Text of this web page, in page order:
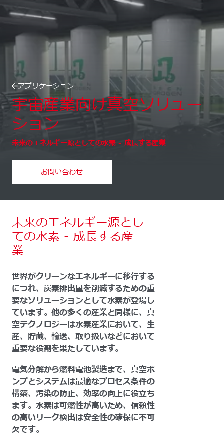
アプリケーション
宇宙産業向け真空ソリュー
ション
未来のエネルギー源としての水素 - 成長する産業
お問い合わせ
未来のエネルギー源とし
ての水素 - 成長する産
業
世界がクリーンなエネルギーに移行する
につれ、炭素排出量を削減するための重
要なソリューションとして水素が登場し
ています。他の多くの産業と同様に、真
空テクノロジーは水素産業において、生
産、貯蔵、輸送、取り扱いなどにおいて
重要な役割を果たしています。
電気分解から燃料電池製造まで、真空ポ
ンプとシステムは最適なプロセス条件の
構築、汚染の防止、効率の向上に役立ち
ます。水素は可燃性が高いため、信頼性
の高いリーク検出は安全性の確保に不可
欠です。